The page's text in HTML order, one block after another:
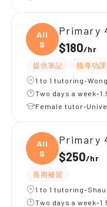
All
S
Primary
$180/hr
提供筆記 指導功課
1 to 1 tutoring-
Two days a week-
Female tutor-
All
S
Primary
$250/hr
長期補習
1 to 1 tutoring-Shau
Two days a week-